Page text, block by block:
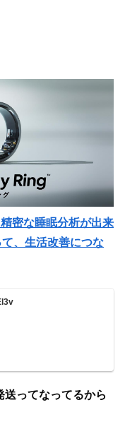
密な睡眠分析が出来
、生活改善につな
ってなってるから